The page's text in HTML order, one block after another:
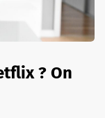
? On